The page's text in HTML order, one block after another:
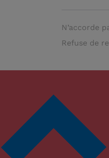
N’accorde
Refuse de